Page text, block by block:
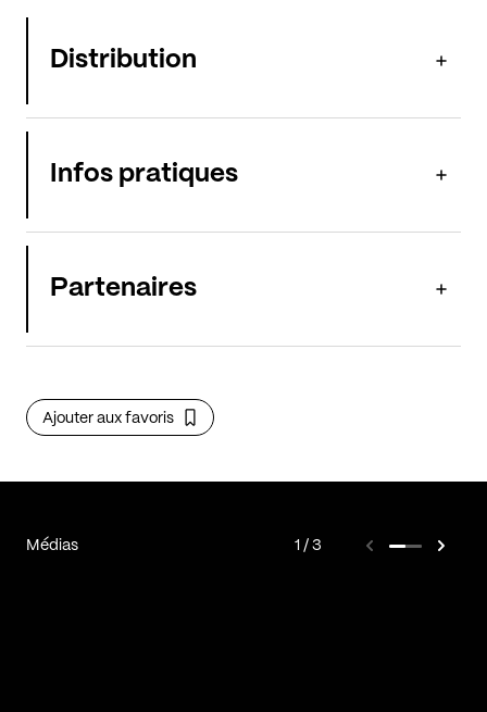
Distribution
Infos pratiques
Partenaires
Ajouter aux favoris
Médias 1 3